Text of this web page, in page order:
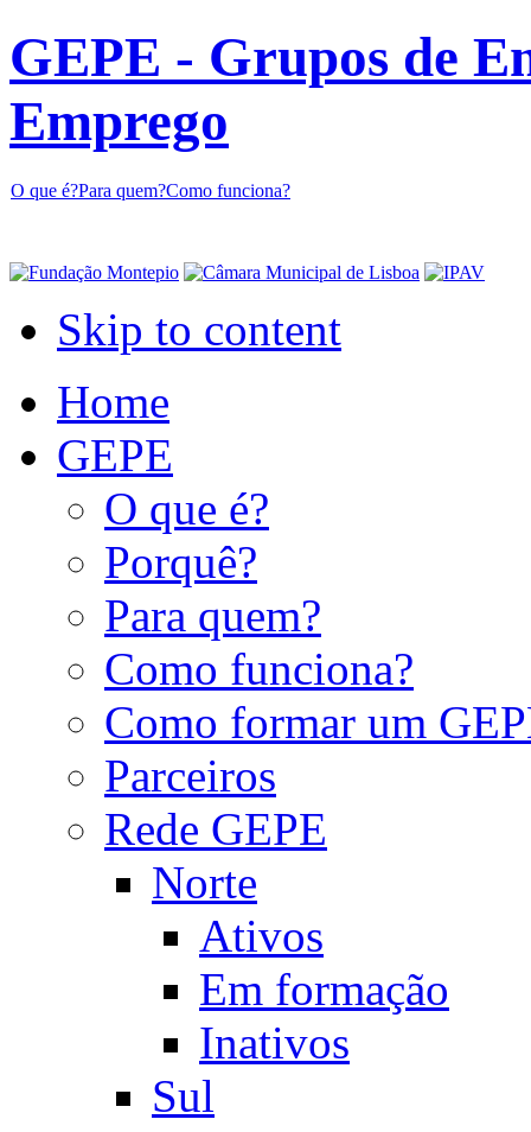
GEPE - Grupos de
Emprego
O que é?Para quem?Como funciona?
Skip to content
Home
GEPE
O que é?
Porquê?
Para quem?
Como funciona?
Como formar um
Parceiros
Rede GEPE
Norte
Ativos
Em formação
Inativos
Sul